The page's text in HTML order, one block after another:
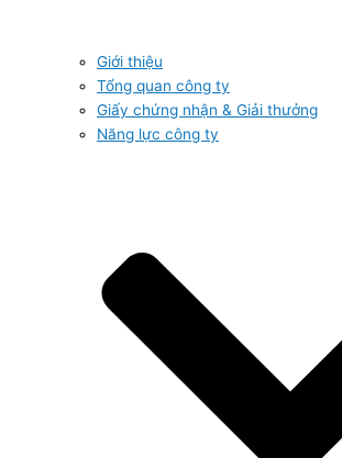
Giới thiệu
Tổng quan công ty
Giấy chứng nhận & Giải thưởng
Năng lực công ty